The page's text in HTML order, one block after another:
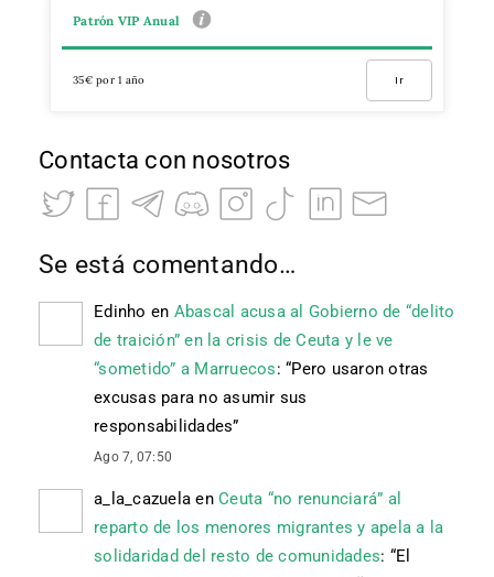
Patrón VIP Anual
35€ por 1 año Ir
Contacta con nosotros
Se está comentando…
Edinho en Abascal acusa al Gobierno de “delito
de traición” en la crisis de Ceuta y le ve
“sometido” a Marruecos: “Pero usaron otras
excusas para no asumir sus
responsabilidades”
Ago 7, 07:50
a_la_cazuela en Ceuta “no renunciará” al
reparto de los menores migrantes y apela a la
solidaridad del resto de comunidades: “El